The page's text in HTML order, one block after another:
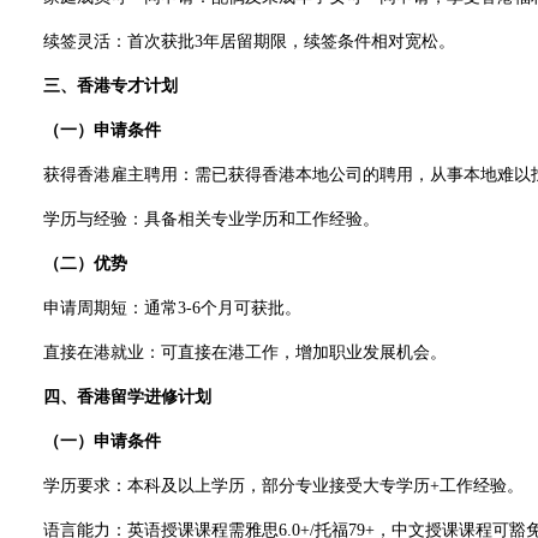
续签灵活：首次获批3年居留期限，续签条件相对宽松。
三、香港专才计划
（一）申请条件
获得香港雇主聘用：需已获得香港本地公司的聘用，从事本地难以
学历与经验：具备相关专业学历和工作经验。
（二）优势
申请周期短：通常3-6个月可获批。
直接在港就业：可直接在港工作，增加职业发展机会。
四、香港留学进修计划
（一）申请条件
学历要求：本科及以上学历，部分专业接受大专学历+工作经验。
语言能力：英语授课课程需雅思6.0+/托福79+，中文授课课程可豁免